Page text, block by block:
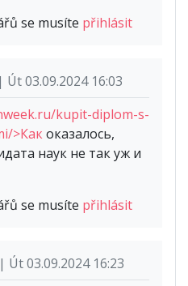
se musíte přihlásit
03.09.2024 16:03
kupit-diplom-s-
>Какоказалось,
наук не так уж и
se musíte přihlásit
03.09.2024 16:23